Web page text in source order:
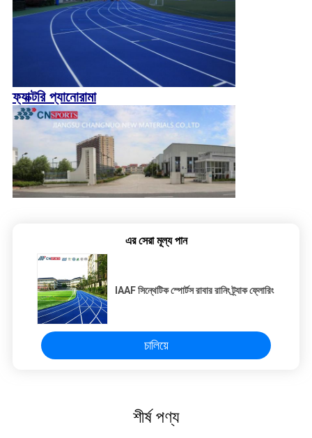
ফ্যাক্টরি প্যানোরামা
এর সেরা মূল্য পান
IAAF সিন্থেটিক স্পোর্টস রাবার রানিং ট্র্যাক ফ্লোরিং
চালিয়ে
শীর্ষ পণ্য